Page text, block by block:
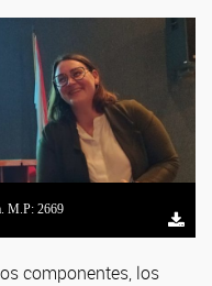
M.P: 2669
componentes, los